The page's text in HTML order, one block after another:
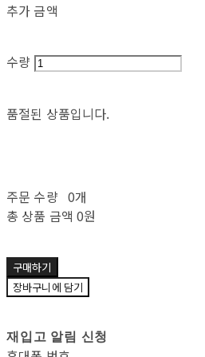
추가 금액
수량
품절된 상품입니다.
주문 수량 0개
총 상품 금액 0원
구매하기
장바구니에 담기
재입고 알림 신청